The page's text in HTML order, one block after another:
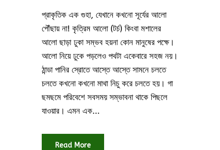
প্রাকৃতিক এক গুহা, যেখানে কখনো সূর্যের আলো
পৌঁছায় না! কৃত্রিম আলো (টর্চ) কিংবা মশালের
আলো ছাড়া ঢুকা সম্ভব হয়না কোন মানুষের পক্ষে।
আলো নিয়ে ঢুকে পড়লেও পথটা একেবারে সহজ নয়।
ঠান্ডা পানির স্রোতে আস্তে আস্তে সামনে চলতে
চলতে কখনো কখনো মাথা নিচু করে চলতে হয়। গা
ছমছমে পরিবেশে সবসময় সম্ভাবনা থাকে পিছলে
যাওয়ার। এমন এক...
Read More